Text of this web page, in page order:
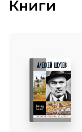
Книги